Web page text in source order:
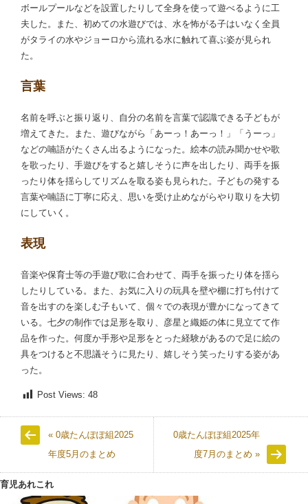
ボールプールなどを設置したりして全身を使って遊べるように工
夫した。また、初めての水遊びでは、水を怖がる子はいなく全員
がタライの水やジョーロから流れる水に触れて喜ぶ姿が見られ
た。
言葉
名前を呼ぶと振り返り、自分の名前を言葉で認識できる子どもが
増えてきた。また、遊びながら「あーっ！あーっ！」「うーっ」
などの喃語がたくさん出るようになった。絵本の読み聞かせや歌
を歌ったり、手遊びをすると嬉しそうに声を出したり、両手を振
ったり体を揺らしてリズムを取る姿も見られた。子どもの発する
言葉や喃語に丁寧に応え、思いを受け止めながらやり取りを大切
にしていく。
表現
音楽や保育士等の手遊び歌に合わせて、両手を振ったり体を揺ら
したりしている。また、お気に入りの玩具を壁や棚に打ち付けて
音を出すのを楽しむ子もいて、個々での表現が豊かになってきて
いる。七夕の制作では足形を取り、彦星と織姫の体に見立てて作
品を作った。何度か手形や足形をとった経験があるので足に絵の
具をつけると不思議そうに見たり、嬉しそう笑ったりする姿があ
った。
Post Views: 48
« 0歳たんぽぽ組2025
年度5月のまとめ
0歳たんぽぽ組2025年
度7月のまとめ »
育児あれこれ